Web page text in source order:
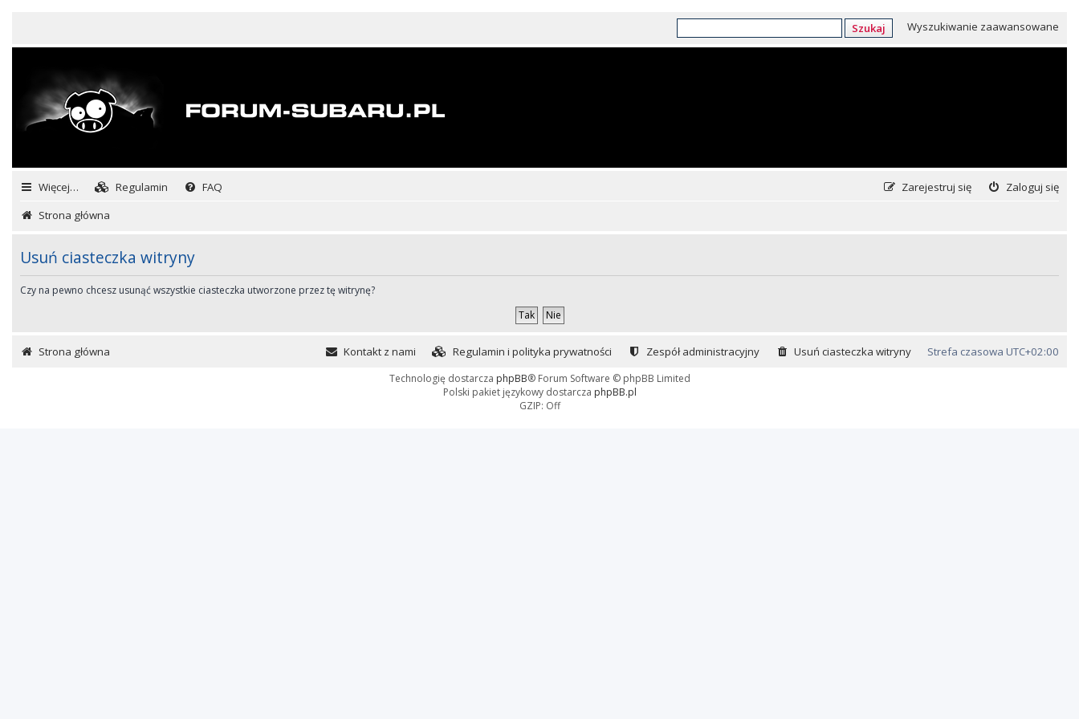
Szukaj Wyszukiwanie zaawansowane
Więcej… Regulamin FAQ Zaloguj się
Zarejestruj się
Strona główna
Usuń ciasteczka witryny
Czy na pewno chcesz usunąć wszystkie ciasteczka utworzone przez tę witrynę?
Strona główna Strefa czasowa UTC+02:00
Usuń ciasteczka witryny
Zespół administracyjny
Regulamin i polityka prywatności
Kontakt z nami
Technologię dostarcza phpBB® Forum Software © phpBB Limited
Polski pakiet językowy dostarcza phpBB.pl
GZIP: Off